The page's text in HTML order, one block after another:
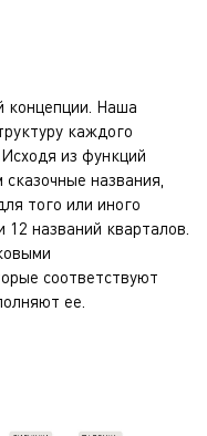
концепции. Наша
каждого
из функций
названия,
того или иного
названий кварталов.
соответствуют
ее.